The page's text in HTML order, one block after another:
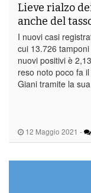
12 Maggio 2021 -
Lieve rialzo
anche del
I nuovi casi
cui 13.726
nuovi positivi è
reso noto poco fa
Giani tramite la